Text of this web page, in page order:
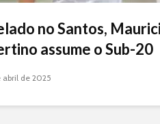
no Santos,
assume o Sub-20
abril de 2025